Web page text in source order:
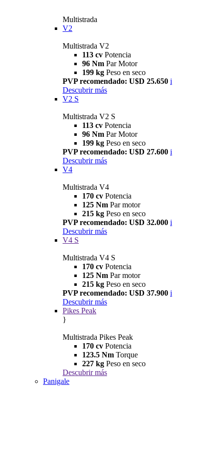
Multistrada
V2
Multistrada V2
113 cv Potencia
96 Nm Par Motor
199 kg Peso en seco
PVP recomendado: U$D 25.650 i
Descubrir más
V2 S
Multistrada V2 S
113 cv Potencia
96 Nm Par Motor
199 kg Peso en seco
PVP recomendado: U$D 27.600 i
Descubrir más
V4
Multistrada V4
170 cv Potencia
125 Nm Par motor
215 kg Peso en seco
PVP recomendado: U$D 32.000 i
Descubrir más
V4 S
Multistrada V4 S
170 cv Potencia
125 Nm Par motor
215 kg Peso en seco
PVP recomendado: U$D 37.900 i
Descubrir más
Pikes Peak
}
Multistrada Pikes Peak
170 cv Potencia
123.5 Nm Torque
227 kg Peso en seco
Descubrir más
Panigale